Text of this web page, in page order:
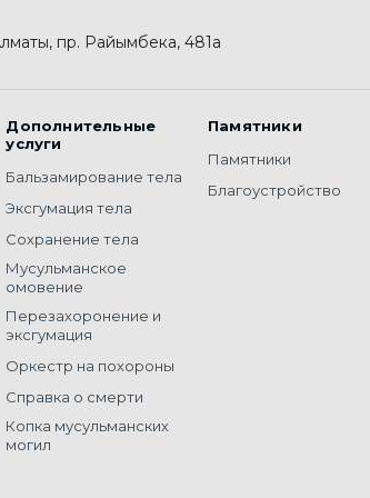
пр. Райымбека, 481а
Дополнительные
услуги
Бальзамирование тела
Эксгумация тела
Сохранение тела
Мусульманское
омовение
Перезахоронение и
эксгумация
Оркестр на похороны
Справка о смерти
Копка мусульманских
могил
Памятники
Памятники
Благоустройство